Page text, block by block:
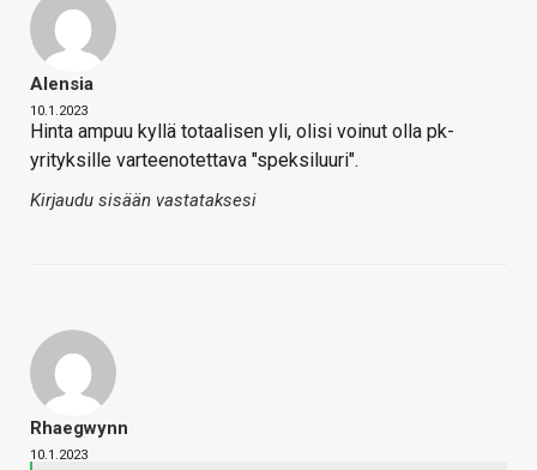
Alensia
10.1.2023
Hinta ampuu kyllä totaalisen yli, olisi voinut olla pk-
yrityksille varteenotettava "speksiluuri".
Kirjaudu sisään vastataksesi
Rhaegwynn
10.1.2023